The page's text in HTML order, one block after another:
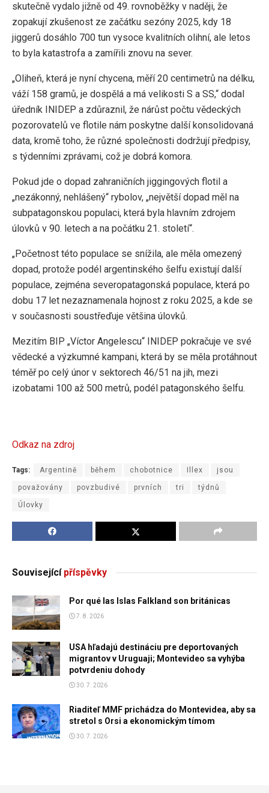
skutečně vydalo jižně od 49. rovnoběžky v naději, že
zopakují zkušenost ze začátku sezóny 2025, kdy 18
jiggerů dosáhlo 700 tun vysoce kvalitních olihní, ale letos
to byla katastrofa a zamířili znovu na sever.
„Oliheň, která je nyní chycena, měří 20 centimetrů na délku,
váží 158 gramů, je dospělá a má velikosti S a SS,“ dodal
úředník INIDEP a zdůraznil, že nárůst počtu vědeckých
pozorovatelů ve flotile nám poskytne další konsolidovaná
data, kromě toho, že různé společnosti dodržují předpisy,
s týdenními zprávami, což je dobrá komora.
Pokud jde o dopad zahraničních jiggingových flotil a
„nezákonný, nehlášený“ rybolov, „největší dopad měl na
subpatagonskou populaci, která byla hlavním zdrojem
úlovků v 90. letech a na počátku 21. století“.
„Početnost této populace se snížila, ale měla omezený
dopad, protože podél argentinského šelfu existují další
populace, zejména severopatagonská populace, která po
dobu 17 let nezaznamenala hojnost z roku 2025, a kde se
v současnosti soustřeďuje většina úlovků.
Mezitím BIP „Víctor Angelescu“ INIDEP pokračuje ve své
vědecké a výzkumné kampani, která by se měla protáhnout
téměř po celý únor v sektorech 46/51 na jih, mezi
izobatami 100 až 500 metrů, podél patagonského šelfu.
Odkaz na zdroj
Tags: Argentině během chobotnice Illex jsou
považovány povzbudivé prvních tri týdnů
Úlovky
Souvisejícípříspěvky
Por qué las Islas Falkland son británicas
7. 8. 2026
USA hľadajú destináciu pre deportovaných
migrantov v Uruguaji; Montevideo sa vyhýba
potvrdeniu dohody
30. 7. 2026
Riaditeľ MMF prichádza do Montevidea, aby sa
stretol s Orsi a ekonomickým tímom
30. 7. 2026